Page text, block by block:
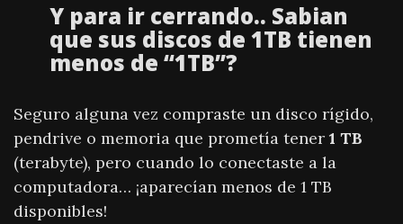
Y para ir cerrando.. Sabian
que sus discos de 1TB tienen
menos de “1TB”?
Seguro alguna vez compraste un disco rígido,
pendrive o memoria que prometía tener 1 TB
(terabyte), pero cuando lo conectaste a la
computadora… ¡aparecían menos de 1 TB
disponibles!